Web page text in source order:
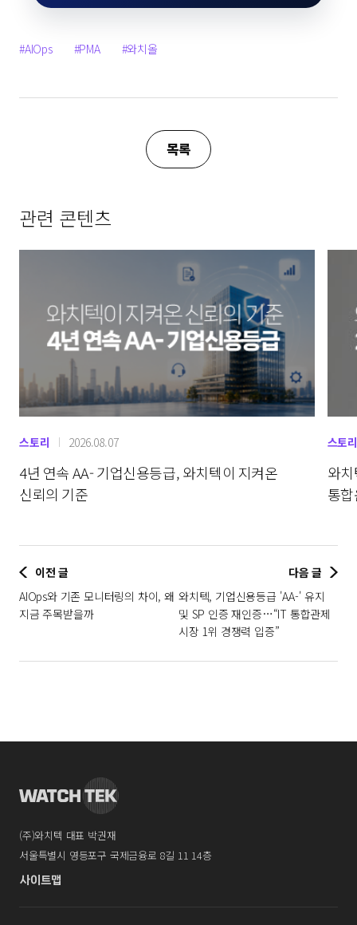
#AIOps #PMA #와치올
목록
관련 콘텐츠
스토리 2026.08.07
4년 연속 AA- 기업신용등급, 와치텍이 지켜온
신뢰의 기준
스토
와
통
이전 글
AIOps와 기존 모니터링의 차이, 왜
지금 주목받을까
다음 글
와치텍, 기업신용등급 'AA-' 유지
및 SP 인증 재인증…“IT 통합관제
시장 1위 경쟁력 입증”
(주)와치텍 대표 박권재
서울특별시 영등포구 국제금융로 8길 11 14층
사이트맵